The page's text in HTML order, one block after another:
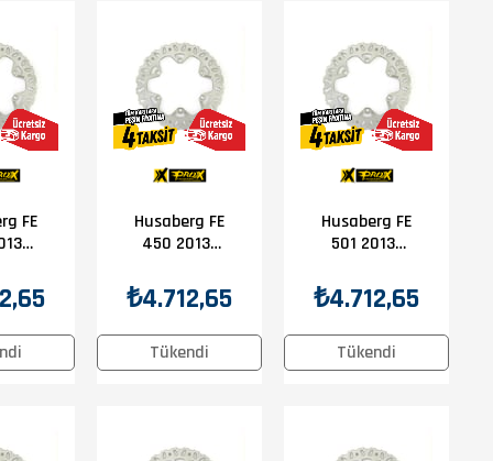
FE
Tükendi
Husaberg FE
450 2013-
Ön Disk
₺4.712,65
Tükendi
Husaberg FE
501 2013-
Ön Disk
₺4.712,65